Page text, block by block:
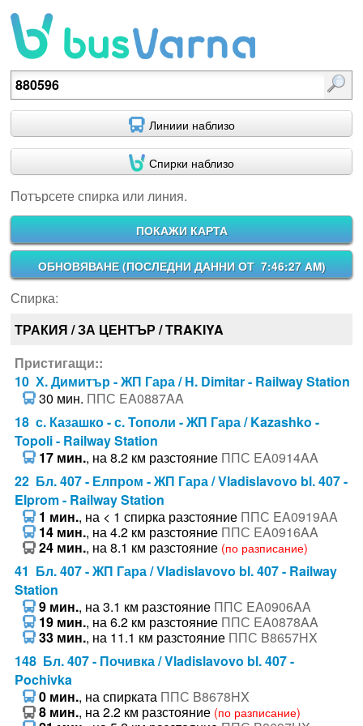
Потърсете спирка или линия.
Линиии наблизо
Спирки наблизо
Потърсете спирка или линия.
ПОКАЖИ КАРТА
ОБНОВЯВАНЕ (ПОСЛЕДНИ ДАННИ ОТ 7:46:27 AM)
Спирка:
ТРАКИЯ / ЗА ЦЕНТЪР / TRAKIYA
Пристигащи::
10 Х. Димитър - ЖП Гара / H. Dimitar - Railway Station
30 мин. ППС EA0887AA
18 с. Казашко - с. Тополи - ЖП Гара / Kazashko -
Topoli - Railway Station
17 мин., на 8.2 км разстояние ППС EA0914AA
22 Бл. 407 - Елпром - ЖП Гара / Vladislavovo bl. 407 -
Elprom - Railway Station
1 мин., на < 1 спирка разстояние ППС EA0919AA
14 мин., на 4.2 км разстояние ППС EA0916AA
24 мин., на 8.1 км разстояние (по разписание)
41 Бл. 407 - ЖП Гара / Vladislavovo bl. 407 - Railway
Station
9 мин., на 3.1 км разстояние ППС EA0906AA
19 мин., на 6.2 км разстояние ППС EA0878AA
33 мин., на 11.1 км разстояние ППС B8657HX
148 Бл. 407 - Почивка / Vladislavovo bl. 407 -
Pochivka
0 мин., на спирката ППС B8678HX
8 мин., на 2.2 км разстояние (по разписание)